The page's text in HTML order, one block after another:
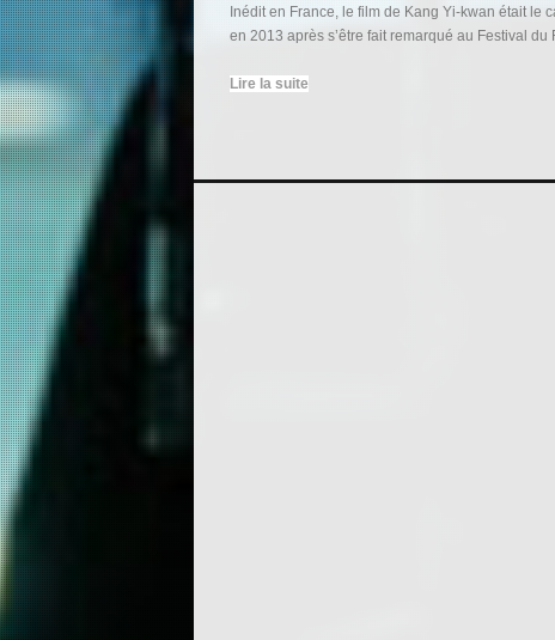
Inédit en France, le film de Kang Yi-kwan était le
en 2013 après s’être fait remarqué au Festival
Lire la suite